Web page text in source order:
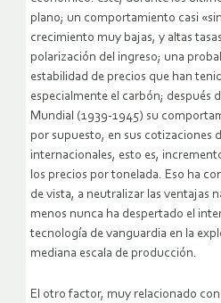
plano; un comportamiento casi
crecimiento muy bajas, y altas
polarización del ingreso; una
estabilidad de precios que han
especialmente el carbón; después
Mundial (1939-1945) su
por supuesto, en sus cotizaciones
internacionales, esto es,
los precios por tonelada. Eso ha
de vista, a neutralizar las ventajas
menos nunca ha despertado el
tecnología de vanguardia en la
mediana escala de producción.
El otro factor, muy relacionado